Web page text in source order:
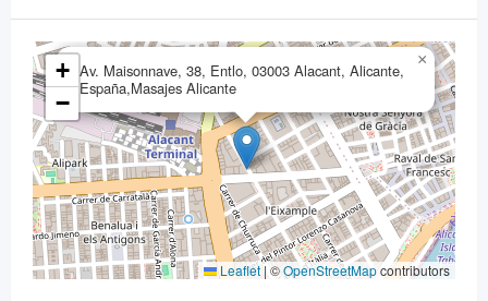
Av. Maisonnave, 38, Entlo, 03003 Alacant, Alicante,
España,Masajes Alicante
×
+
−
Leaflet| ©OpenStreetMapcontributors